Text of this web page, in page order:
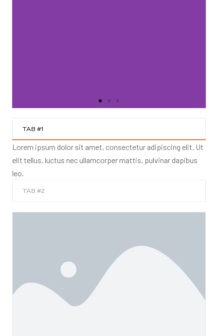
Lorem ipsum dolor sit amet
consectetur adipiscing elit dolor
TAB #1
Lorem ipsum dolor sit amet, consectetur adipiscing elit. Ut
elit tellus, luctus nec ullamcorper mattis, pulvinar dapibus
leo.
TAB #2